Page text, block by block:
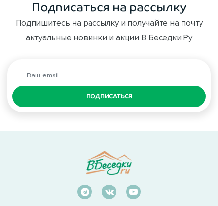
Подписаться на рассылку
Подпишитесь на рассылку и получайте на почту
актуальные новинки и акции В Беседки.Ру
ПОДПИСАТЬСЯ